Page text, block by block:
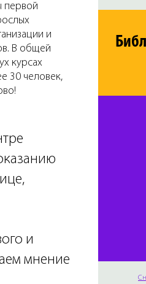
первой
и
В общей
курсах
30 человек,
и
мнение